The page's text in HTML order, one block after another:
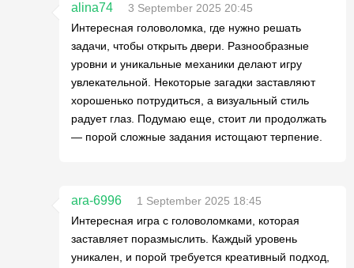
alina74
3 September 2025 20:45
Интересная головоломка, где нужно решать
задачи, чтобы открыть двери. Разнообразные
уровни и уникальные механики делают игру
увлекательной. Некоторые загадки заставляют
хорошенько потрудиться, а визуальный стиль
радует глаз. Подумаю еще, стоит ли продолжать
— порой сложные задания истощают терпение.
ara-6996
1 September 2025 18:45
Интересная игра с головоломками, которая
заставляет поразмыслить. Каждый уровень
уникален, и порой требуется креативный подход,